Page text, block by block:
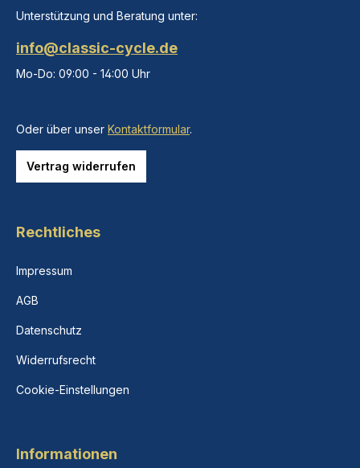
Unterstützung und Beratung unter:
info@classic-cycle.de
Mo-Do: 09:00 - 14:00 Uhr
Oder über unser Kontaktformular.
Vertrag widerrufen
Rechtliches
Impressum
AGB
Datenschutz
Widerrufsrecht
Cookie-Einstellungen
Informationen